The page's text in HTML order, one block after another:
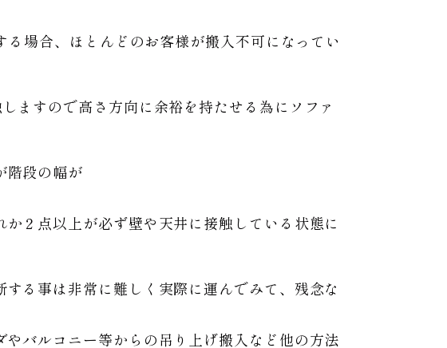
場合、ほとんどのお客様が搬入不可になってい
ますので高さ方向に余裕を持たせる為にソファ
階段の幅が
２点以上が必ず壁や天井に接触している状態に
る事は非常に難しく実際に運んでみて、残念な
バルコニー等からの吊り上げ搬入など他の方法